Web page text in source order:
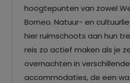
hoogtepunten van zowel
Borneo. Natuur- en
hier ruimschoots aan hun
reis zo actief maken als je
overnachten in
accommodaties, de een